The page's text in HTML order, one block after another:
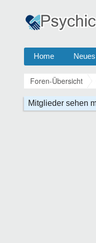
Home Neues
Foren-Übersicht